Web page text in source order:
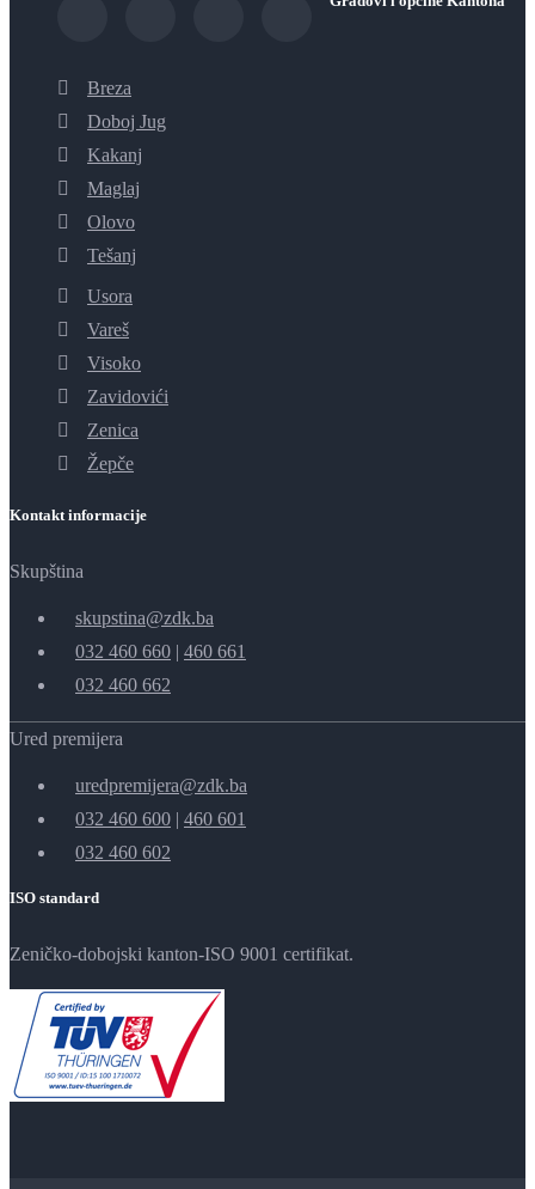
Breza
Doboj Jug
Kakanj
Maglaj
Olovo
Tešanj
Usora
Vareš
Visoko
Zavidovići
Zenica
Žepče
Kontakt informacije
Skupština
skupstina@zdk.ba
032 460 660 | 460 661
032 460 662
Ured premijera
uredpremijera@zdk.ba
032 460 600 | 460 601
032 460 602
ISO standard
Zeničko-dobojski kanton-ISO 9001 certifikat.